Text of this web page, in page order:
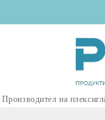
Производител на